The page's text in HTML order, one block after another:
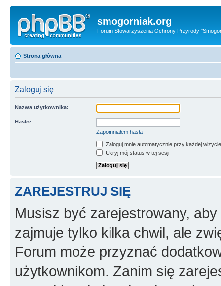
smogorniak.org
Forum Stowarzyszenia Ochrony Przyrody
Strona główna
Zaloguj się
Nazwa użytkownika:
Hasło:
Zapomniałem hasła
Zaloguj mnie automatycznie przy każdej wizycie
Ukryj mój status w tej sesji
ZAREJESTRUJ SIĘ
Musisz być zarejestrowany,
zajmuje tylko kilka chwil, ale
Forum może przyznać
użytkownikom. Zanim się